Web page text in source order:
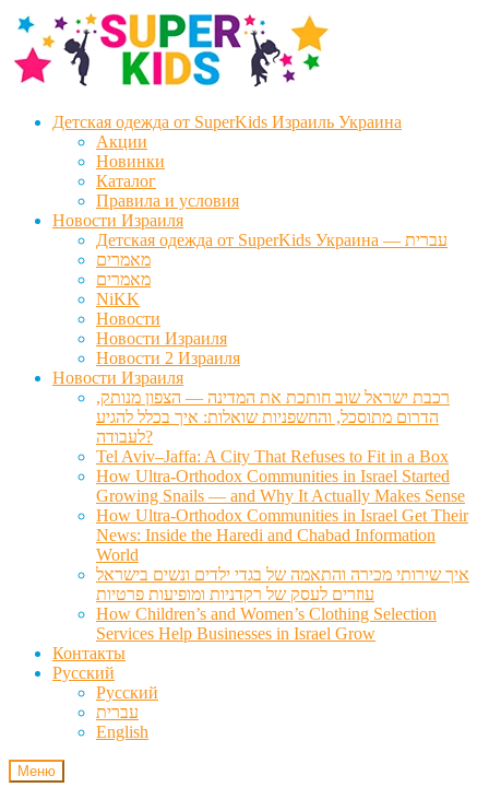
Перейти
навигации
Перейти
содержимому
Детская одежда от SuperKids Израиль Украина
Акции
Новинки
Каталог
Правила и условия
Новости Израиля
Детская одежда от SuperKids Украина — עברית
מאמרים
מאמרים
NiKK
Новости
Новости Израиля
Новости 2 Израиля
Новости Израиля
רכבת ישראל שוב חותכת את המדינה — הצפון מנותק,
הדרום מתוסכל, והחשפניות שואלות: איך בכלל להגיע
לעבודה?
Tel Aviv–Jaffa: A City That Refuses to Fit in a Box
How Ultra-Orthodox Communities in Israel Started
Growing Snails — and Why It Actually Makes Sense
How Ultra-Orthodox Communities in Israel Get Their
News: Inside the Haredi and Chabad Information
World
איך שירותי מכירה והתאמה של בגדי ילדים ונשים בישראל
עוזרים לעסק של רקדניות ומופיעות פרטיות
How Children’s and Women’s Clothing Selection
Services Help Businesses in Israel Grow
Контакты
Русский
Русский
עברית
English
Меню